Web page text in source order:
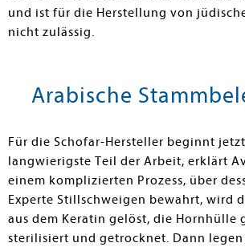
und ist für die Herstellung von
nicht zulässig.
Arabische
Für die Schofar-Hersteller beginnt
langwierigste Teil der Arbeit, erklärt
einem komplizierten Prozess, über
Experte Stillschweigen bewahrt, wird
aus dem Keratin gelöst, die Hornhülle
sterilisiert und getrocknet. Dann